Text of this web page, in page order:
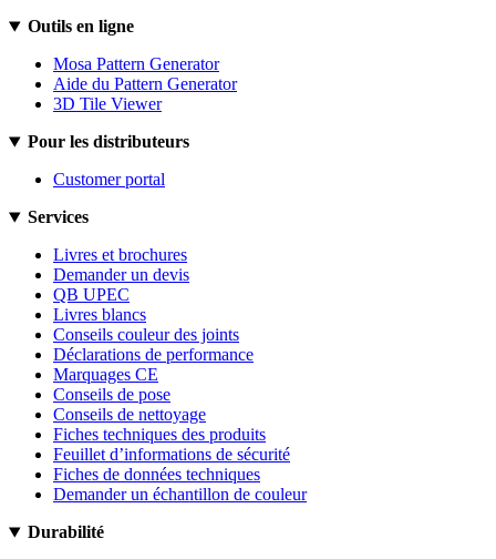
Outils en ligne
Mosa Pattern Generator
Aide du Pattern Generator
3D Tile Viewer
Pour les distributeurs
Customer portal
Services
Livres et brochures
Demander un devis
QB UPEC
Livres blancs
Conseils couleur des joints
Déclarations de performance
Marquages CE
Conseils de pose
Conseils de nettoyage
Fiches techniques des produits
Feuillet d’informations de sécurité
Fiches de données techniques
Demander un échantillon de couleur
Durabilité